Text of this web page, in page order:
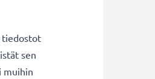
tiedostot
sen
muihin